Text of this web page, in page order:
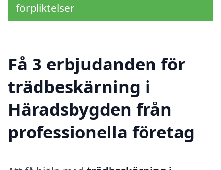
förpliktelser
Få 3 erbjudanden för
trädbeskärning i
Häradsbygden från
professionella företag